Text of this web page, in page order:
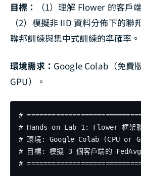
目標：
（1）理解 Flower 的客戶
（2）模擬非 IID 資料分佈下的聯
聯邦訓練與集中式訓練的準確率。
環境需求： Google Colab（免費
GPU）。
#
# Hands-on Lab 1: Flower 框架
# 環境: Google Colab (CPU or
# 目標: 模擬 3 個客戶端的
#